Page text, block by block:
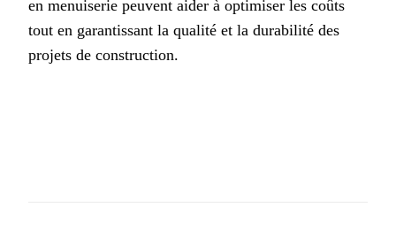
en menuiserie peuvent aider à optimiser les coûts
tout en garantissant la qualité et la durabilité des
projets de construction.